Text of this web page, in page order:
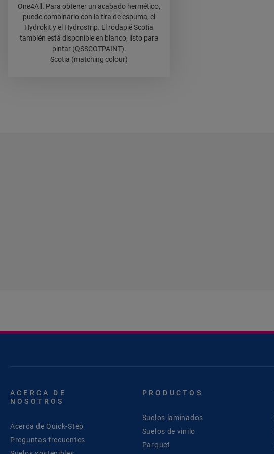
One4All. Para obtener un acabado hermético,
puede combinarlo con la tira de espuma, el
Hydrokit y el Hydrostrip. El rodapié Scotia
también está disponible en blanco, listo para
pintar (QSSCOTPAINT).
Scotia (matching colour)
ACERCA DE
NOSOTROS
Acerca de Quick-Step
Preguntas frecuentes
PRODUCTOS
Suelos laminados
Suelos de vinilo
Parquet